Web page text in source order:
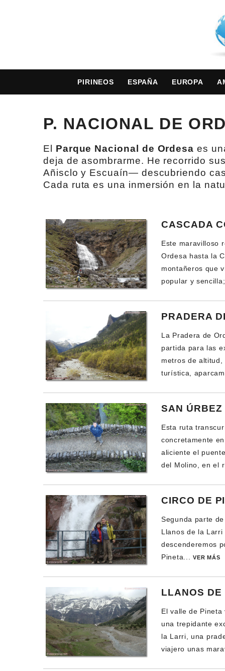
PIRINEOS ESPAÑA EUROPA
P. NACIONAL DE
El Parque Nacional de Ordesa es
deja de asombrarme. He recorrido
Añisclo y Escuaín— descubriendo
Cada ruta es una inmersión en la
CASCADA
Este maravilloso
Ordesa hasta la
montañeros que
popular y
PRADERA
La Pradera de
partida para las
metros de
turística,
SAN ÚRBEZ
Esta ruta
concretamente
aliciente el
del Molino, en el
CIRCO DE
Segunda parte
Llanos de la
descenderemos
Pineta...VER MÁS
LLANOS
El valle de
una trepidante
la Larri, una
viajero unas